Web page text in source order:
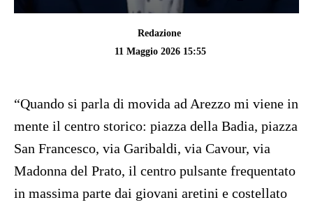
Redazione
11 Maggio 2026 15:55
“Quando si parla di movida ad Arezzo mi viene in
mente il centro storico: piazza della Badia, piazza
San Francesco, via Garibaldi, via Cavour, via
Madonna del Prato, il centro pulsante frequentato
in massima parte dai giovani aretini e costellato